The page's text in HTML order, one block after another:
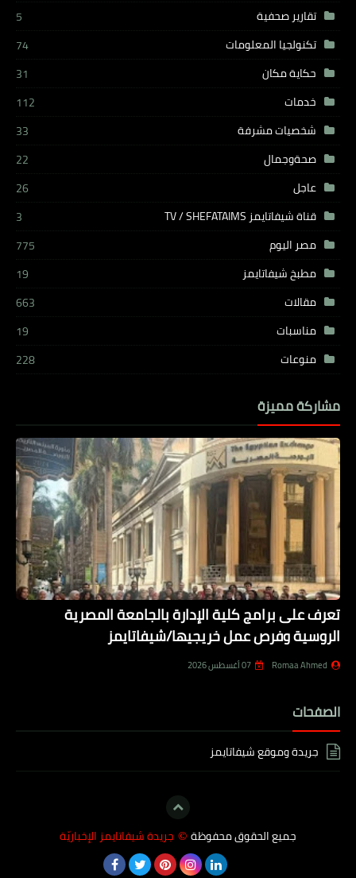
تقارير صحفية
5
تكنولجيا المعلومات
74
حكاية مكان
31
خدمات
112
شخصيات مشرفة
33
صحةوجمال
22
عاجل
26
قناة شيفاتايمز TV / SHEFATAIMS
3
مصر اليوم
775
مطبخ شيفاتايمز
19
مقالات
663
مناسبات
19
منوعات
228
مشاركة مميزة
تعرف على برامج كلية الإدارة بالجامعة المصرية
الروسية وفرص عمل خريجيها/شيفاتايمز
Romaa Ahmed 07 أغسطس 2026
الصفحات
جريدة وموقع شيفاتايمز
جميع الحقوق محفوظة © جريدة شيفاتايمز الإخباريّة